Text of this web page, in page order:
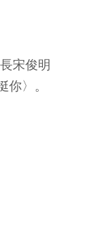
宋俊明
你〉。